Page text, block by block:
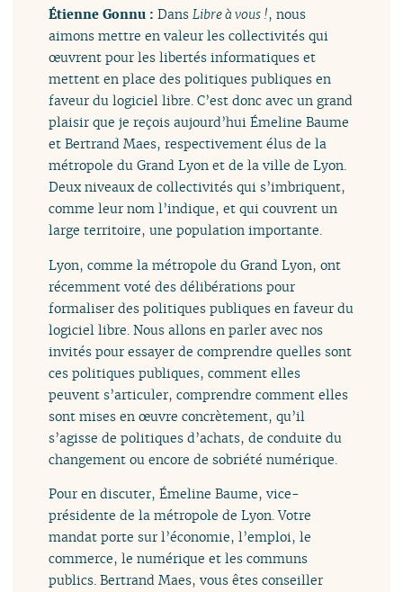
Étienne Gonnu :DansLibre à vous !, nous
aimons mettre en valeur les collectivités qui
œuvrent pour les libertés informatiques et
mettent en place des politiques publiques en
faveur du logiciel libre. C’est donc avec un grand
plaisir que je reçois aujourd’hui Émeline Baume
et Bertrand Maes, respectivement élus de la
métropole du Grand Lyon et de la ville de Lyon.
Deux niveaux de collectivités qui s’imbriquent,
comme leur nom l’indique, et qui couvrent un
large territoire, une population importante.
Lyon, comme la métropole du Grand Lyon, ont
récemment voté des délibérations pour
formaliser des politiques publiques en faveur du
logiciel libre. Nous allons en parler avec nos
invités pour essayer de comprendre quelles sont
ces politiques publiques, comment elles
peuvent s’articuler, comprendre comment elles
sont mises en œuvre concrètement, qu’il
s’agisse de politiques d’achats, de conduite du
changement ou encore de sobriété numérique.
Pour en discuter, Émeline Baume, vice-
présidente de la métropole de Lyon. Votre
mandat porte sur l’économie, l’emploi, le
commerce, le numérique et les communs
publics. Bertrand Maes, vous êtes conseiller